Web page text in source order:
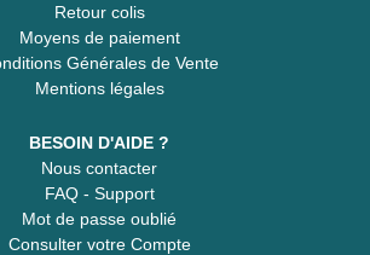
Retour colis
Moyens de paiement
Générales de Vente
Mentions légales
BESOIN D'AIDE ?
Nous contacter
FAQ - Support
Mot de passe oublié
Consulter votre Compte